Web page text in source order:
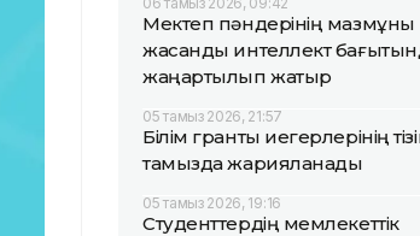
Мектеп пәндерінің мазмұны
жасанды интеллект
жаңартылып жатыр
05 тамыз 2026, 21:57
Білім гранты иегерлерінің
тамызда жарияланады
05 тамыз 2026, 19:16
Студенттердің мемлекеттік